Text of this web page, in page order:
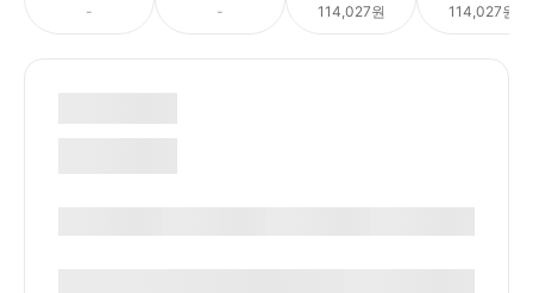
- - 114,027원 114,027원